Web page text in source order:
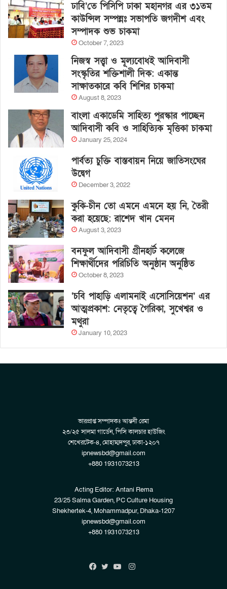
ঢাবি’তে পিসিপি ঢাকা মহানগর এর ৩১তম
কাউন্সিল সম্পন্নঃ সভাপতি জগদীশ এবং
সম্পাদক শুভ চাকমা
October 7, 2023
নিজস্ব সত্ত্বা ও মূল্যবোধই আদিবাসী
সংস্কৃতির শক্তিশালী দিক: একান্ত
সাক্ষাতকারে কবি শিশির চাকমা
August 8, 2023
বাংলা একাডেমি সাহিত্য পুরস্কার পাচ্ছেন
আদিবাসী কবি ও সাহিত্যিক মৃত্তিকা চাকমা
January 25, 2024
পার্বত্য চুক্তি বাস্তবায়ন নিয়ে জাতিসংঘের
উদ্বেগ
December 3, 2022
কুকি-চীন তো এমনে এমনে হয় নি, তৈরী
করা হয়েছে: রাশেদ খান মেনন
August 3, 2023
বনফুল আদিবাসী গ্রীনহার্ট কলেজে
শিক্ষার্থীদের পরিচিতি অনুষ্ঠান অনুষ্ঠিত
October 8, 2023
‘চবি পাহাড়ি এলামনাই এসোসিয়েশন’ এর
আত্মপ্রকাশ: নেতৃত্বে গৈরিকা, সুখেশ্বর ও
মথুরা
January 10, 2023
ভারপ্রাপ্ত সম্পাদকঃ আন্তনী রেমা
২৩/২৫ সালমা গার্ডেন, পিসি কালচার হাউজিং
শেখেরটেক-৪, মোহাম্মদপুর, ঢাকা-১২০৭
ipnewsbd@gmail.com
+880 1931073213
Acting Editor: Antani Rema
23/25 Salma Garden, PC Culture Housing
Shekhertek-4, Mohammadpur, Dhaka-1207
ipnewsbd@gmail.com
+880 1931073213
Instagram